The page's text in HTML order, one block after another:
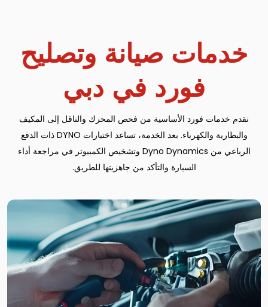
خدمات صيانة وتصليح
فورد في دبي
نقدم خدمات فورد الأساسية من فحص المحرك والناقل إلى المكيف
والبطارية والكهرباء. بعد الخدمة، تساعد اختبارات DYNO ذات الدفع
الرباعي من Dyno Dynamics وتشخيص الكمبيوتر في مراجعة أداء
السيارة والتأكد من جاهزيتها للطريق.